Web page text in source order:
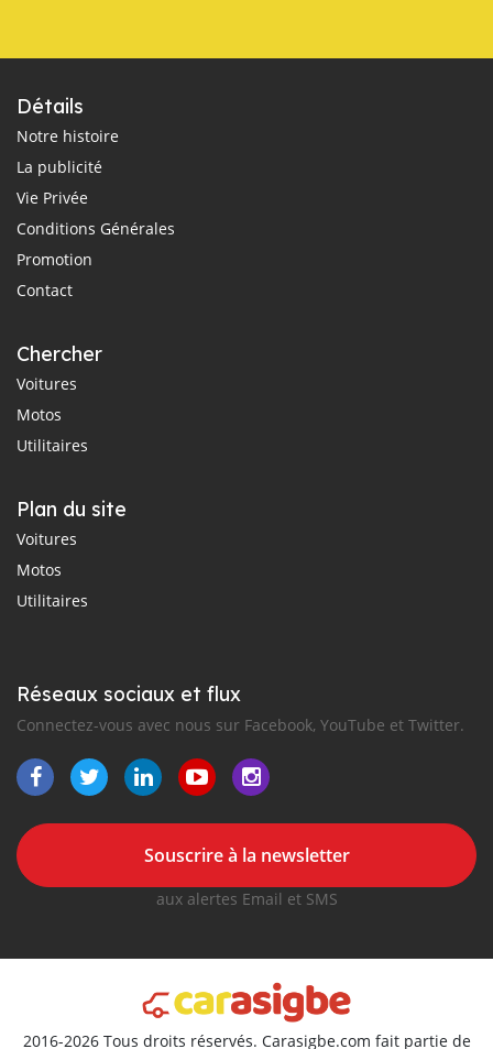
Détails
Notre histoire
La publicité
Vie Privée
Conditions Générales
Promotion
Contact
Chercher
Voitures
Motos
Utilitaires
Plan du site
Voitures
Motos
Utilitaires
Réseaux sociaux et flux
Connectez-vous avec nous sur Facebook, YouTube et Twitter.
Souscrire à la newsletter
aux alertes Email et SMS
2016-2026 Tous droits réservés. Carasigbe.com fait partie de